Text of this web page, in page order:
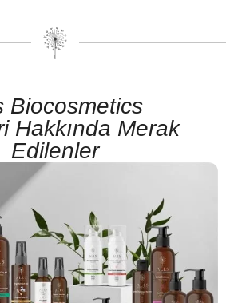
Biocosmetics
Hakkında Merak
Edilenler